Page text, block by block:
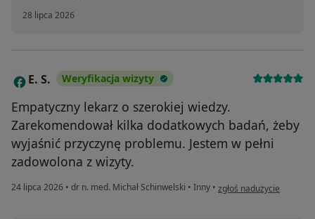
28 lipca 2026
E E. S. Weryfikacja wizyty
Empatyczny lekarz o szerokiej wiedzy.
Zarekomendował kilka dodatkowych badań, żeby
wyjaśnić przyczynę problemu. Jestem w pełni
zadowolona z wizyty.
24 lipca 2026 • dr n. med. Michał Schinwelski • Inny • w opinii użytkownika E. S.
zgłoś nadużycie